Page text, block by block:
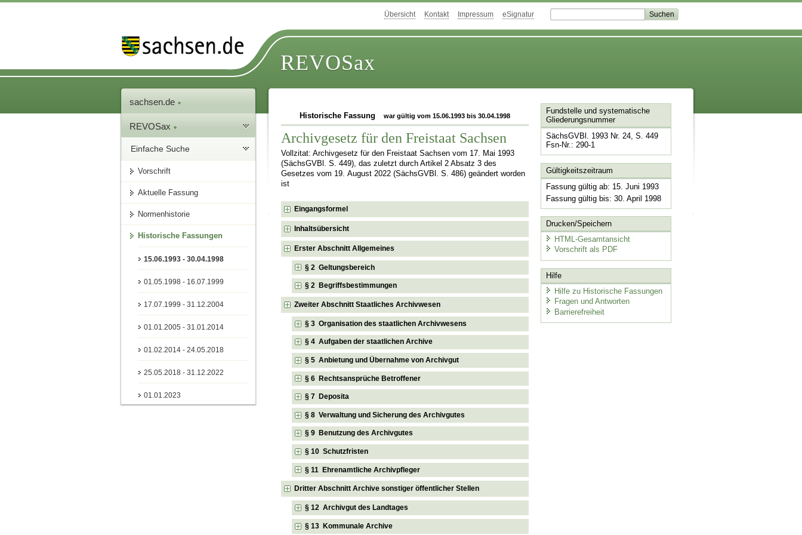
Übersicht Kontakt Impressum eSignatur
REVOSax
sachsen.de
REVOSax
Einfache Suche
Vorschrift
Aktuelle Fassung
Normenhistorie
Historische Fassungen
15.06.1993 - 30.04.1998
01.05.1998 - 16.07.1999
17.07.1999 - 31.12.2004
01.01.2005 - 31.01.2014
01.02.2014 - 24.05.2018
25.05.2018 - 31.12.2022
01.01.2023
Historische Fassung war gültig vom 15.06.1993 bis 30.04.1998
Archivgesetz für den Freistaat Sachsen
Vollzitat: Archivgesetz für den Freistaat Sachsen vom 17. Mai 1993
(SächsGVBl. S. 449), das zuletzt durch Artikel 2 Absatz 3 des
Gesetzes vom 19. August 2022 (SächsGVBl. S. 486) geändert worden
ist
Eingangsformel
Inhaltsübersicht
Erster Abschnitt Allgemeines
§ 2 Geltungsbereich
§ 2 Begriffsbestimmungen
Zweiter Abschnitt Staatliches Archivwesen
§ 3 Organisation des staatlichen Archivwesens
§ 4 Aufgaben der staatlichen Archive
§ 5 Anbietung und Übernahme von Archivgut
§ 6 Rechtsansprüche Betroffener
§ 7 Deposita
§ 8 Verwaltung und Sicherung des Archivgutes
§ 9 Benutzung des Archivgutes
§ 10 Schutzfristen
§ 11 Ehrenamtliche Archivpfleger
Dritter Abschnitt Archive sonstiger öffentlicher Stellen
§ 12 Archivgut des Landtages
§ 13 Kommunale Archive
Fundstelle und systematische
Gliederungsnummer
SächsGVBl. 1993 Nr. 24, S. 449
Fsn-Nr.: 290-1
Gültigkeitszeitraum
Fassung gültig ab: 15. Juni 1993
Fassung gültig bis: 30. April 1998
Drucken/Speichern
HTML-Gesamtansicht
Vorschrift als PDF
Hilfe
Hilfe zu Historische Fassungen
Fragen und Antworten
Barrierefreiheit